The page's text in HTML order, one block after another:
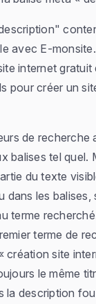
avec E-
internet gratuit
pour créer un
de recherche
balises tel quel.
du texte
dans les balises,
terme
terme de
création site
le même
la description